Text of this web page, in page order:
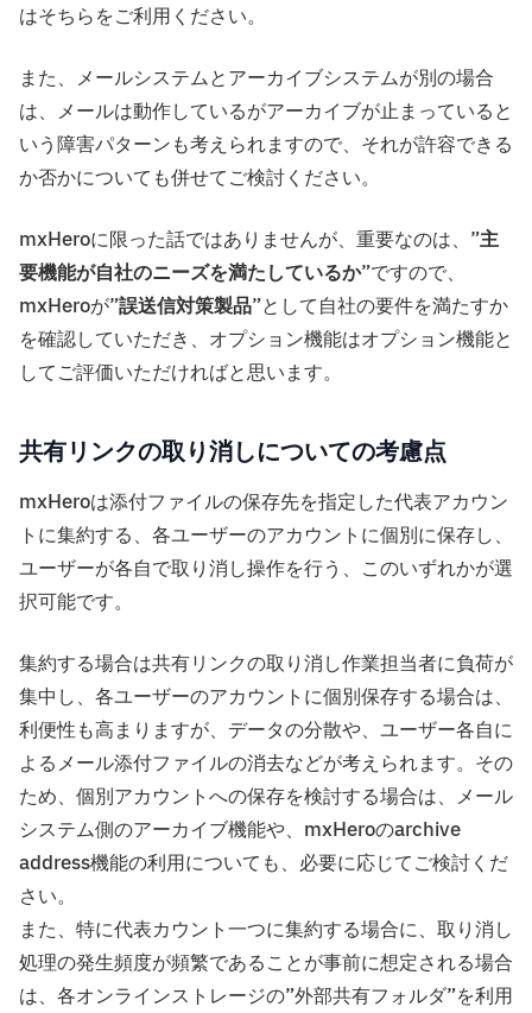
はそちらをご利用ください。
また、メールシステムとアーカイブシステムが別の場合
は、メールは動作しているがアーカイブが止まっていると
いう障害パターンも考えられますので、それが許容できる
か否かについても併せてご検討ください。
mxHeroに限った話ではありませんが、重要なのは、”主
要機能が自社のニーズを満たしているか”ですので、
mxHeroが”誤送信対策製品”として自社の要件を満たすか
を確認していただき、オプション機能はオプション機能と
してご評価いただければと思います。
共有リンクの取り消しについての考慮点
mxHeroは添付ファイルの保存先を指定した代表アカウン
トに集約する、各ユーザーのアカウントに個別に保存し、
ユーザーが各自で取り消し操作を行う、このいずれかが選
択可能です。
集約する場合は共有リンクの取り消し作業担当者に負荷が
集中し、各ユーザーのアカウントに個別保存する場合は、
利便性も高まりますが、データの分散や、ユーザー各自に
よるメール添付ファイルの消去などが考えられます。その
ため、個別アカウントへの保存を検討する場合は、メール
システム側のアーカイブ機能や、mxHeroのarchive
address機能の利用についても、必要に応じてご検討くだ
さい。
また、特に代表カウント一つに集約する場合に、取り消し
処理の発生頻度が頻繁であることが事前に想定される場合
は、各オンラインストレージの”外部共有フォルダ”を利用